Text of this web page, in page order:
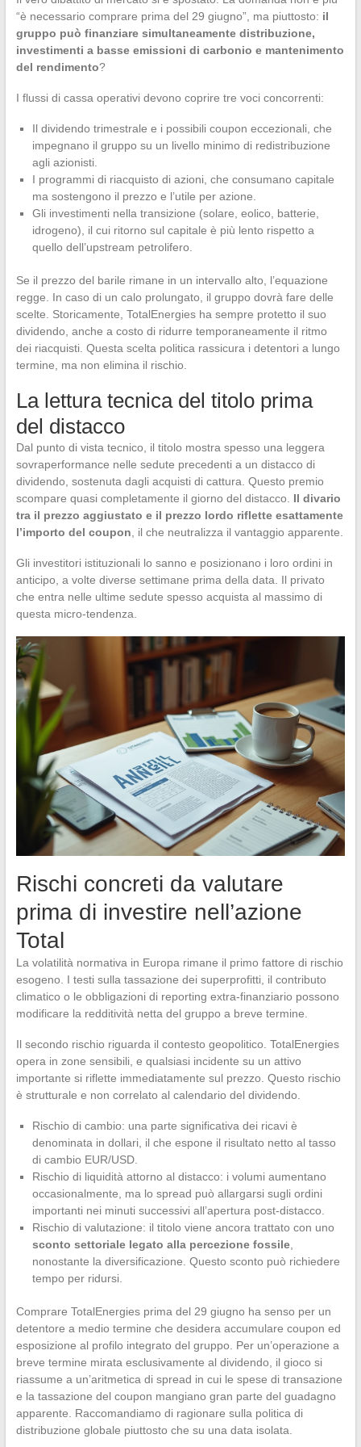
“è necessario comprare prima del 29 giugno”, ma piuttosto: il
gruppo può finanziare simultaneamente distribuzione,
investimenti a basse emissioni di carbonio e mantenimento
del rendimento?
I flussi di cassa operativi devono coprire tre voci concorrenti:
Il dividendo trimestrale e i possibili coupon eccezionali, che
impegnano il gruppo su un livello minimo di redistribuzione
agli azionisti.
I programmi di riacquisto di azioni, che consumano capitale
ma sostengono il prezzo e l’utile per azione.
Gli investimenti nella transizione (solare, eolico, batterie,
idrogeno), il cui ritorno sul capitale è più lento rispetto a
quello dell’upstream petrolifero.
Se il prezzo del barile rimane in un intervallo alto, l’equazione
regge. In caso di un calo prolungato, il gruppo dovrà fare delle
scelte. Storicamente, TotalEnergies ha sempre protetto il suo
dividendo, anche a costo di ridurre temporaneamente il ritmo
dei riacquisti. Questa scelta politica rassicura i detentori a lungo
termine, ma non elimina il rischio.
La lettura tecnica del titolo prima
del distacco
Dal punto di vista tecnico, il titolo mostra spesso una leggera
sovraperformance nelle sedute precedenti a un distacco di
dividendo, sostenuta dagli acquisti di cattura. Questo premio
scompare quasi completamente il giorno del distacco. Il divario
tra il prezzo aggiustato e il prezzo lordo riflette esattamente
l’importo del coupon , il che neutralizza il vantaggio apparente.
Gli investitori istituzionali lo sanno e posizionano i loro ordini in
anticipo, a volte diverse settimane prima della data. Il privato
che entra nelle ultime sedute spesso acquista al massimo di
questa micro-tendenza.
Rischi concreti da valutare
prima di investire nell’azione
Total
La volatilità normativa in Europa rimane il primo fattore di rischio
esogeno. I testi sulla tassazione dei superprofitti, il contributo
climatico o le obbligazioni di reporting extra-finanziario possono
modificare la redditività netta del gruppo a breve termine.
Il secondo rischio riguarda il contesto geopolitico. TotalEnergies
opera in zone sensibili, e qualsiasi incidente su un attivo
importante si riflette immediatamente sul prezzo. Questo rischio
è strutturale e non correlato al calendario del dividendo.
Rischio di cambio: una parte significativa dei ricavi è
denominata in dollari, il che espone il risultato netto al tasso
di cambio EUR/USD.
Rischio di liquidità attorno al distacco: i volumi aumentano
occasionalmente, ma lo spread può allargarsi sugli ordini
importanti nei minuti successivi all’apertura post-distacco.
Rischio di valutazione: il titolo viene ancora trattato con uno
sconto settoriale legato alla percezione fossile,
nonostante la diversificazione. Questo sconto può richiedere
tempo per ridursi.
Comprare TotalEnergies prima del 29 giugno ha senso per un
detentore a medio termine che desidera accumulare coupon ed
esposizione al profilo integrato del gruppo. Per un’operazione a
breve termine mirata esclusivamente al dividendo, il gioco si
riassume a un’aritmetica di spread in cui le spese di transazione
e la tassazione del coupon mangiano gran parte del guadagno
apparente. Raccomandiamo di ragionare sulla politica di
distribuzione globale piuttosto che su una data isolata.